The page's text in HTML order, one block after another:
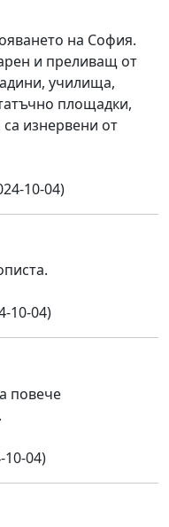
на София.
и преливащ от
училища,
площадки,
са изнервени от
10-04)
10-04)
повече
04)